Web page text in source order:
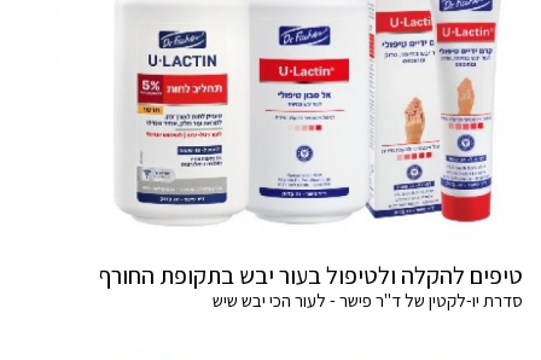
טיפים להקלה ולטיפול בעור יבש בתקופת החורף
סדרת יו-לקטין של ד"ר פישר - לעור הכי יבש שיש